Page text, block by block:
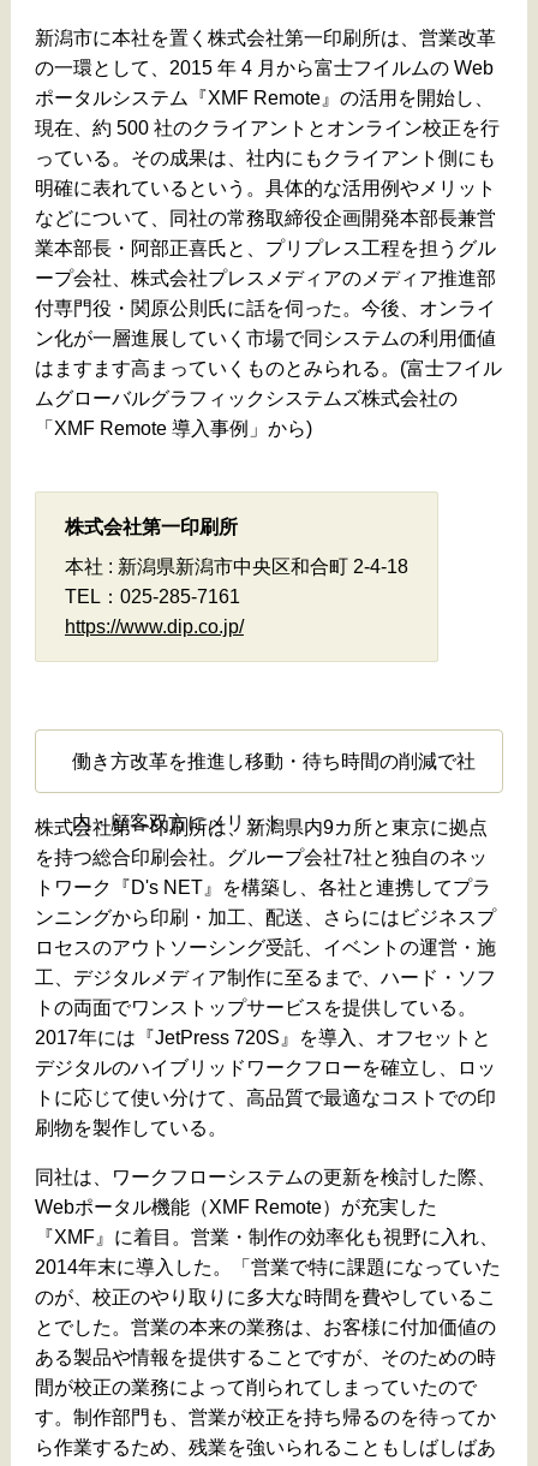
新潟市に本社を置く株式会社第一印刷所は、営業改革
の一環として、2015 年 4 月から富士フイルムの Web
ポータルシステム『XMF Remote』の活用を開始し、
現在、約 500 社のクライアントとオンライン校正を行
っている。その成果は、社内にもクライアント側にも
明確に表れているという。具体的な活用例やメリット
などについて、同社の常務取締役企画開発本部長兼営
業本部長・阿部正喜氏と、プリプレス工程を担うグル
ープ会社、株式会社プレスメディアのメディア推進部
付専門役・関原公則氏に話を伺った。今後、オンライ
ン化が一層進展していく市場で同システムの利用価値
はますます高まっていくものとみられる。(富士フイル
ムグローバルグラフィックシステムズ株式会社の
「XMF Remote 導入事例」から)
株式会社第一印刷所
本社 : 新潟県新潟市中央区和合町 2-4-18
TEL：025-285-7161
https://www.dip.co.jp/
働き方改革を推進し移動・待ち時間の削減で社
内・顧客双方にメリット
株式会社第一印刷所は、新潟県内9カ所と東京に拠点
を持つ総合印刷会社。グループ会社7社と独自のネッ
トワーク『D's NET』を構築し、各社と連携してプラ
ンニングから印刷・加工、配送、さらにはビジネスプ
ロセスのアウトソーシング受託、イベントの運営・施
工、デジタルメディア制作に至るまで、ハード・ソフ
トの両面でワンストップサービスを提供している。
2017年には『JetPress 720S』を導入、オフセットと
デジタルのハイブリッドワークフローを確立し、ロッ
トに応じて使い分けて、高品質で最適なコストでの印
刷物を製作している。
同社は、ワークフローシステムの更新を検討した際、
Webポータル機能（XMF Remote）が充実した
『XMF』に着目。営業・制作の効率化も視野に入れ、
2014年末に導入した。「営業で特に課題になっていた
のが、校正のやり取りに多大な時間を費やしているこ
とでした。営業の本来の業務は、お客様に付加価値の
ある製品や情報を提供することですが、そのための時
間が校正の業務によって削られてしまっていたので
す。制作部門も、営業が校正を持ち帰るのを待ってか
ら作業するため、残業を強いられることもしばしばあ